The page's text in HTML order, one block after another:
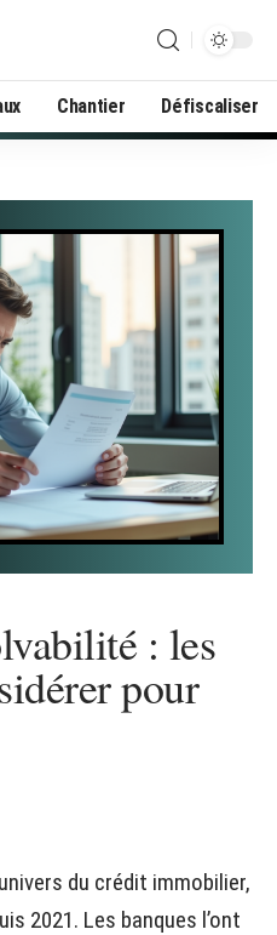
Chantier Défiscaliser
: les
pour
du crédit immobilier,
2021. Les banques l’ont